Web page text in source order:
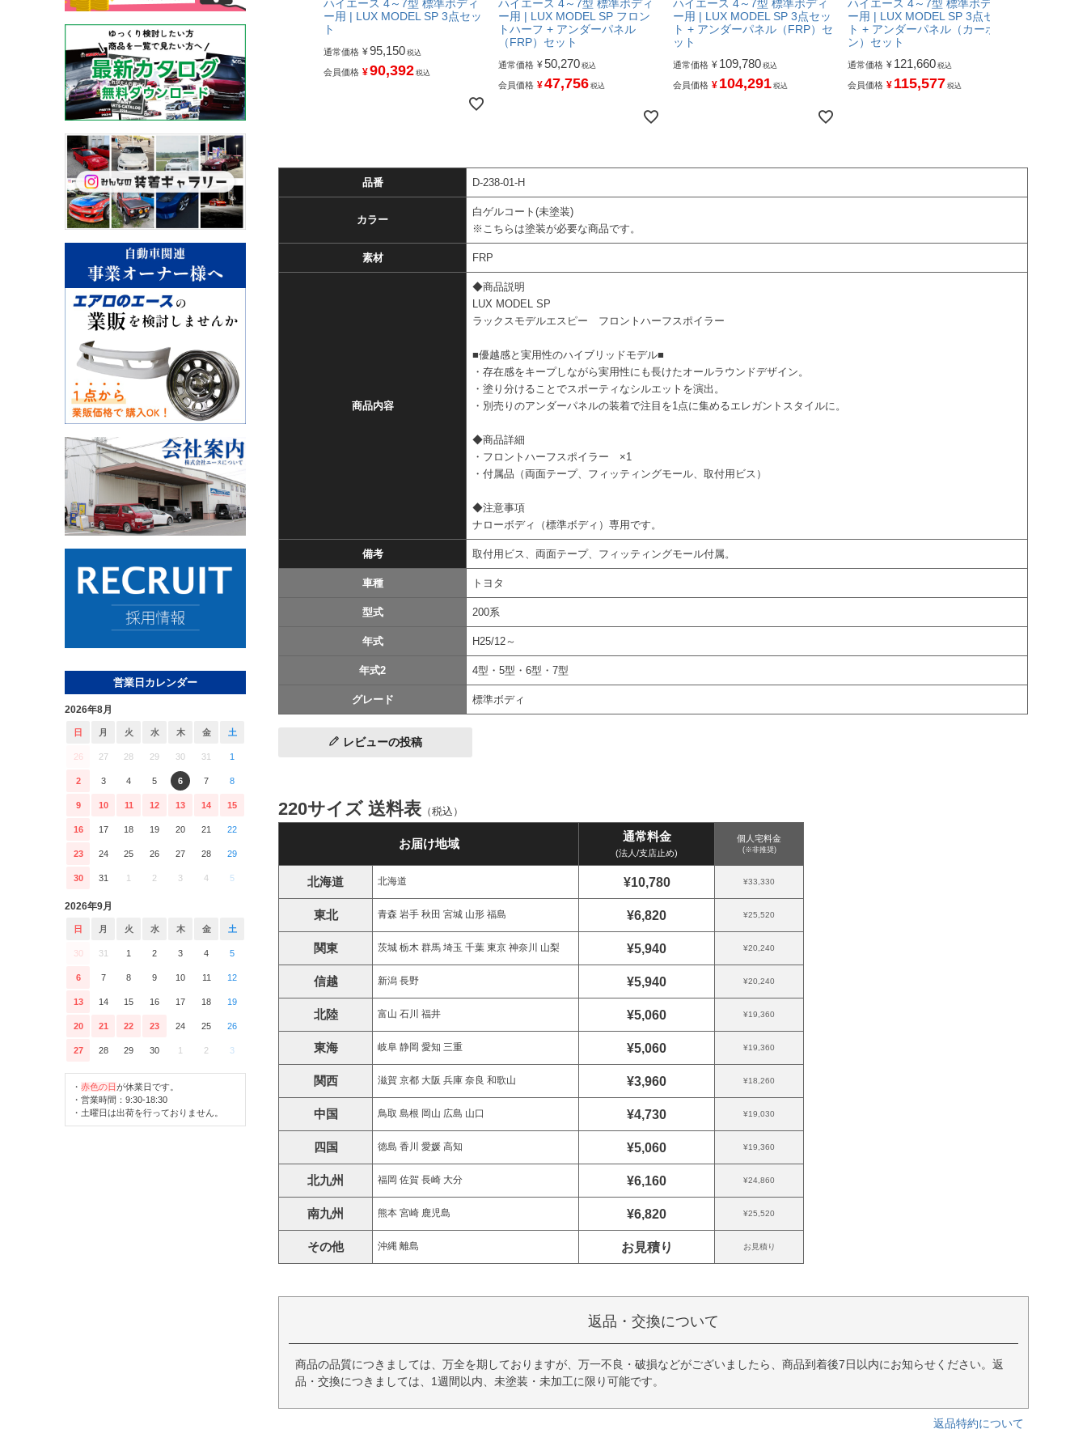
営業日カレンダー
2026年8月
日 月 火 水 木 金 土
26 27 28 29 30 31 1
2 3 4 5 6 7 8
9 10 11 12 13 14 15
16 17 18 19 20 21 22
23 24 25 26 27 28 29
30 31 1 2 3 4 5
2026年9月
日 月 火 水 木 金 土
30 31 1 2 3 4 5
6 7 8 9 10 11 12
13 14 15 16 17 18 19
20 21 22 23 24 25 26
27 28 29 30 1 2 3
・ 赤色の日が休業日です。
・営業時間：9:30-18:30
・土曜日は出荷を行っておりません。
ハイエース 4～7型 標準ボディ
ー用 | LUX MODEL SP 3点セッ
ト
通常価格 ¥95,150 税込
会員価格 ¥90,392 税込
ハイエース 4～7型 標準ボディ
ー用 | LUX MODEL SP フロン
トハーフ + アンダーパネル
（FRP）セット
通常価格 ¥50,270 税込
会員価格 ¥47,756 税込
ハイエース 4～7型 標準ボディ
ー用 | LUX MODEL SP 3点セッ
ト + アンダーパネル（FRP）セ
ット
通常価格 ¥ 109,780 税込
会員価格 ¥ 104,291 税込
ハイエース 4～7型 標準ボディ
ー用 | LUX MODEL SP 3点セッ
ト + アンダーパネル（カーボ
ン）セット
通常価格 ¥ 121,660 税込
会員価格 ¥ 115,577 税込
品番 D-238-01-H
カラー
白ゲルコート(未塗装)
※こちらは塗装が必要な商品です。
素材 FRP
商品内容
◆商品説明
LUX MODEL SP
ラックスモデルエスピー フロントハーフスポイラー
■優越感と実用性のハイブリッドモデル■
・存在感をキープしながら実用性にも長けたオールラウンドデザイン。
・塗り分けることでスポーティなシルエットを演出。
・別売りのアンダーパネルの装着で注目を1点に集めるエレガントスタイルに。
◆商品詳細
・フロントハーフスポイラー ×1
・付属品（両面テープ、フィッティングモール、取付用ビス）
◆注意事項
ナローボディ（標準ボディ）専用です。
備考 取付用ビス、両面テープ、フィッティングモール付属。
車種 トヨタ
型式 200系
年式 H25/12～
年式2 4型・5型・6型・7型
グレード 標準ボディ
レビューの投稿
220サイズ 送料表 （税込）
お届け地域
通常料金
(法人/支店止め)
個人宅料金
(※非推奨)
北海道 北海道 ¥10,780 ¥33,330
東北 青森 岩手 秋田 宮城 山形 福島 ¥6,820 ¥25,520
関東 茨城 栃木 群馬 埼玉 千葉 東京 神奈川 山梨 ¥5,940 ¥20,240
信越 新潟 長野 ¥5,940 ¥20,240
北陸 富山 石川 福井 ¥5,060 ¥19,360
東海 岐阜 静岡 愛知 三重 ¥5,060 ¥19,360
関西 滋賀 京都 大阪 兵庫 奈良 和歌山 ¥3,960 ¥18,260
中国 鳥取 島根 岡山 広島 山口 ¥4,730 ¥19,030
四国 徳島 香川 愛媛 高知 ¥5,060 ¥19,360
北九州 福岡 佐賀 長崎 大分 ¥6,160 ¥24,860
南九州 熊本 宮崎 鹿児島 ¥6,820 ¥25,520
その他 沖縄 離島 お見積り お見積り
返品・交換について
商品の品質につきましては、万全を期しておりますが、万一不良・破損などがございましたら、商品到着後7日以内にお知らせください。返
品・交換につきましては、1週間以内、未塗装・未加工に限り可能です。
返品特約について